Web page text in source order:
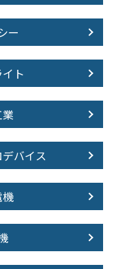
ー
ト
バイス
機